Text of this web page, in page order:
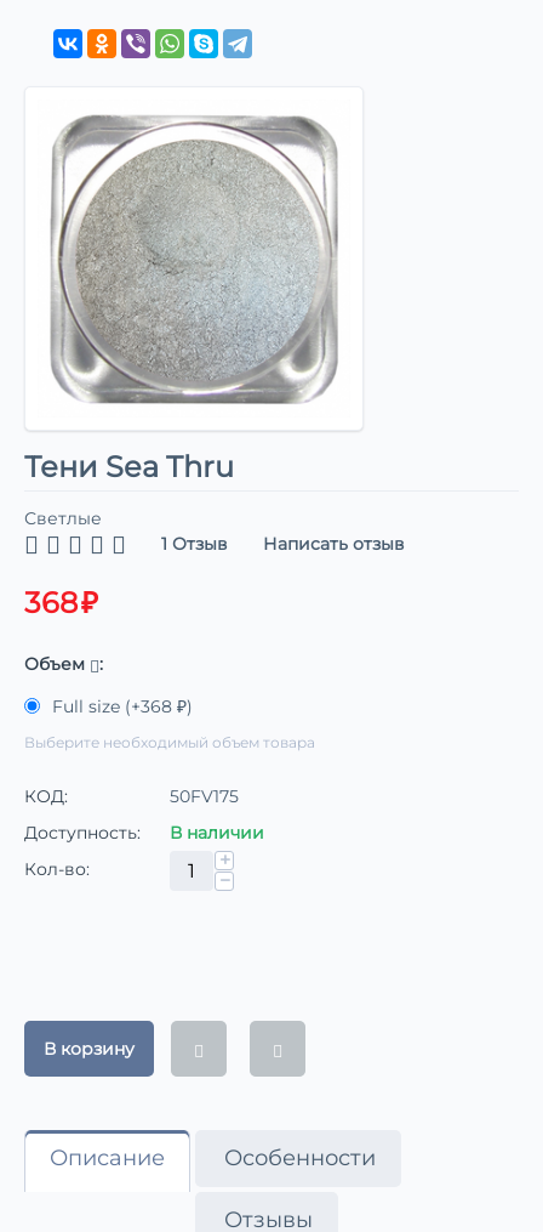
Тени Sea Thru
Светлые
1 Отзыв
Написать отзыв
368₽
Объем
:
Full size (+368 ₽)
Выберите необходимый объем товара
КОД:
50FV175
Доступность:
В наличии
Кол-во:
+
−
В корзину
Описание Особенности
Отзывы